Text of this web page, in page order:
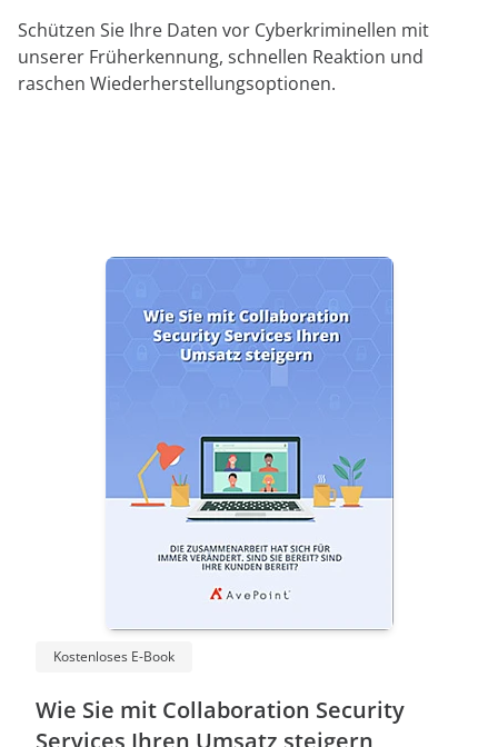
Schützen Sie Ihre Daten vor Cyberkriminellen mit
unserer Früherkennung, schnellen Reaktion und
raschen Wiederherstellungsoptionen.
Kostenloses E-Book
Wie Sie mit Collaboration Security